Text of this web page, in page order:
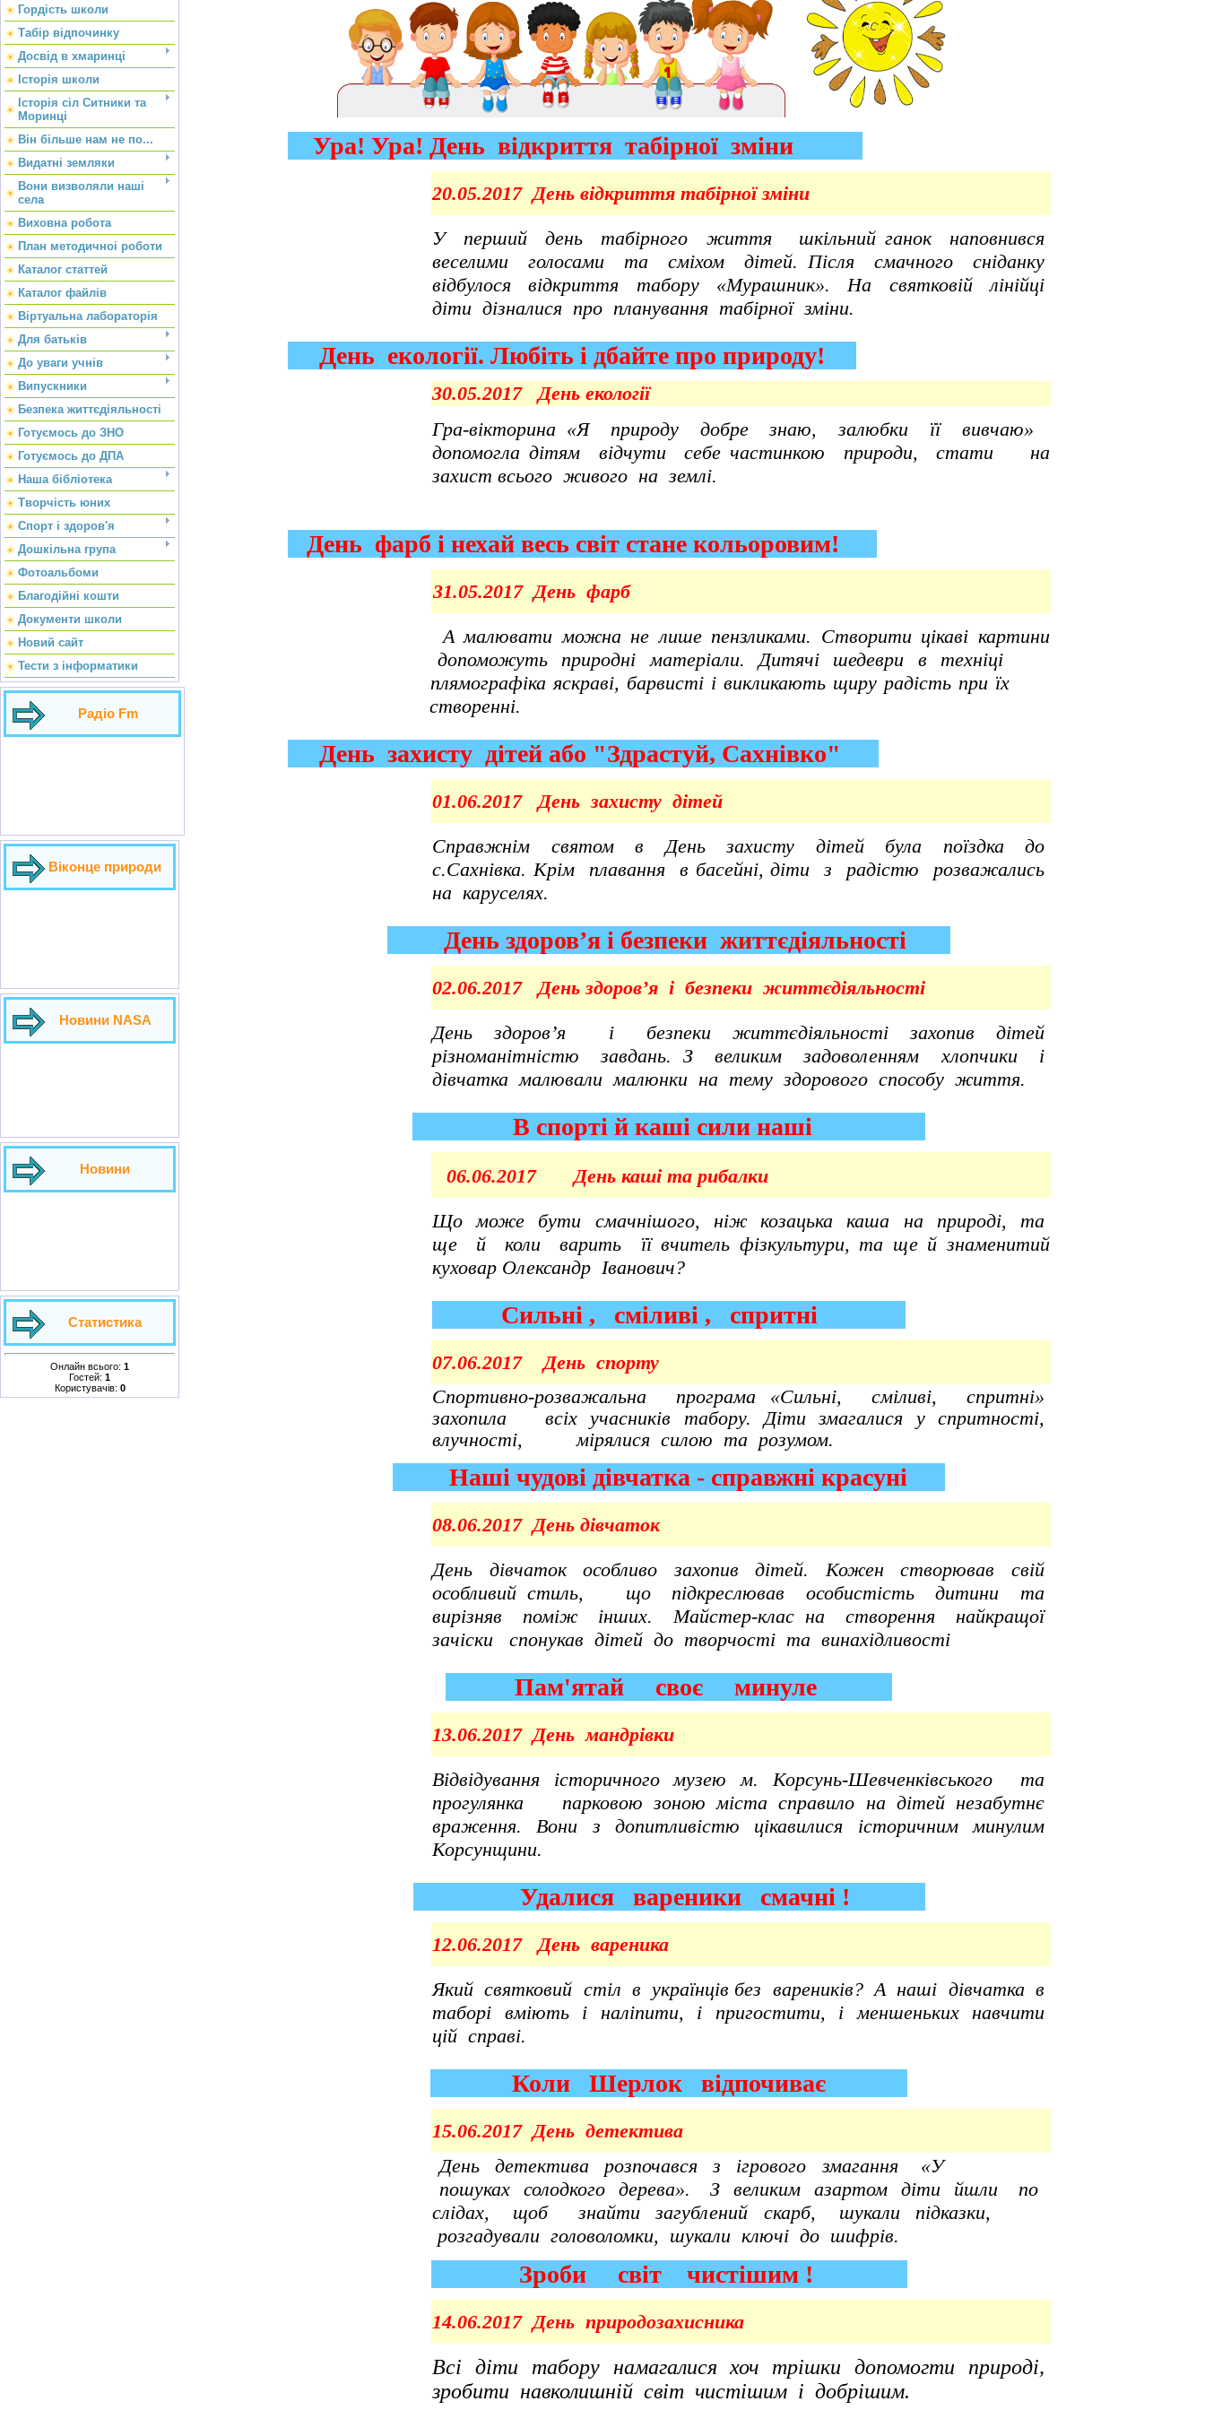
Гордість школи
Табір відпочинку
Досвід в хмаринці
Історія школи
Історія сіл Ситники та
Моринці
Він більше нам не по...
Видатні земляки
Вони визволяли наші
села
Виховна робота
План методичноі роботи
Каталог статтей
Каталог файлів
Віртуальна лабораторія
Для батьків
До уваги учнів
Випускники
Безпека життєдіяльності
Готуємось до ЗНО
Готуємось до ДПА
Наша бібліотека
Творчість юних
Спорт і здоров'я
Дошкільна група
Фотоальбоми
Благодійні кошти
Документи школи
Новий сайт
Тести з інформатики
Радіо Fm
Віконце природи
Новини NASA
Новини
Статистика
Онлайн всього: 1
Гостей: 1
Користувачів: 0
Ура! Ура! День відкриття табірної зміни
20.05.2017 День відкриття табірної зміни
У перший день табірного життя шкільний ганок наповнився
веселими голосами та сміхом дітей. Після смачного сніданку
відбулося відкриття табору «Мурашник». На святковій лінійці
діти дізналися про планування табірної зміни.
День екології. Любіть і дбайте про природу!
30.05.2017 День екології
Гра-вікторина «Я природу добре знаю, залюбки її вивчаю»
допомогла дітям відчути себе частинкою природи, стати на
захист всього живого на землі.
День фарб і нехай весь світ стане кольоровим!
31.05.2017 День фарб
А малювати можна не лише пензликами. Створити цікаві картини
допоможуть природні матеріали. Дитячі шедеври в техніці
плямографіка яскраві, барвисті і викликають щиру радість при їх
створенні.
День захисту дітей або "Здрастуй, Сахнівко"
01.06.2017 День захисту дітей
Справжнім святом в День захисту дітей була поїздка до
с.Сахнівка. Крім плавання в басейні, діти з радістю розважались
на каруселях.
День здоров’я і безпеки життєдіяльності
02.06.2017 День здоров’я і безпеки життєдіяльності
День здоров’я і безпеки життєдіяльності захопив дітей
різноманітністю завдань. З великим задоволенням хлопчики і
дівчатка малювали малюнки на тему здорового способу життя.
В спорті й каші сили наші
06.06.2017 День каші та рибалки
Що може бути смачнішого, ніж козацька каша на природі, та
ще й коли варить її вчитель фізкультури, та ще й знаменитий
куховар Олександр Іванович?
Сильні , сміливі , спритні
07.06.2017 День спорту
Спортивно-розважальна програма «Сильні, сміливі, спритні»
захопила всіх учасників табору. Діти змагалися у спритності,
влучності, мірялися силою та розумом.
Наші чудові дівчатка - справжні красуні
08.06.2017 День дівчаток
День дівчаток особливо захопив дітей. Кожен створював свій
особливий стиль, що підкреслював особистість дитини та
вирізняв поміж інших. Майстер-клас на створення найкращої
зачіски спонукав дітей до творчості та винахідливості
Пам'ятай своє минуле
13.06.2017 День мандрівки
Відвідування історичного музею м. Корсунь-Шевченківського та
прогулянка парковою зоною міста справило на дітей незабутнє
враження. Вони з допитливістю цікавилися історичним минулим
Корсунщини.
Удалися вареники смачні !
12.06.2017 День вареника
Який святковий стіл в українців без вареників? А наші дівчатка в
таборі вміють і наліпити, і пригостити, і меншеньких навчити
цій справі.
Коли Шерлок відпочиває
15.06.2017 День детектива
День детектива розпочався з ігрового змагання «У
пошуках солодкого дерева». З великим азартом діти йшли
по
слідах, щоб знайти загублений скарб, шукали підказки,
розгадували головоломки, шукали ключі до шифрів.
Зроби світ чистішим !
14.06.2017 День природозахисника
Всі діти табору намагалися хоч трішки допомогти природі,
зробити навколишній світ чистішим і добрішим.